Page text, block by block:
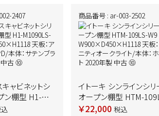
2407
ャビネットシ
ン棚型 H1-
商品番号 : ar-003-2502
イトーキ シンラインシ
オープン棚型 HTM-
W9
￥22,000 税込